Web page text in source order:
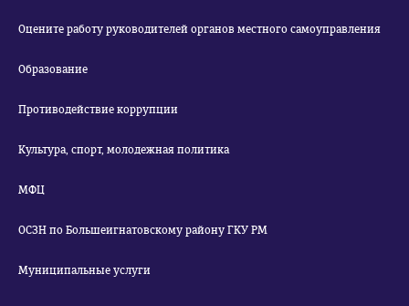
Оцените работу руководителей органов местного самоуправления
Образование
Противодействие коррупции
Культура, спорт, молодежная политика
МФЦ
ОСЗН по Большеигнатовскому району ГКУ РМ
Муниципальные услуги